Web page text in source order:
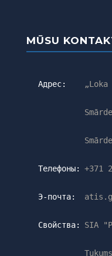
MŪSU
Адрес:
Телефоны: +371
Э-почта:
Свойства: SIA